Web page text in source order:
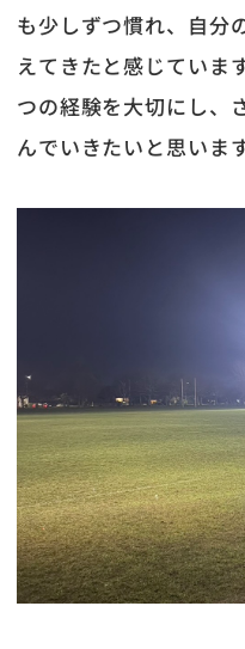
も少しずつ慣れ、自分
えてきたと感じていま
つの経験を大切にし、
んでいきたいと思います